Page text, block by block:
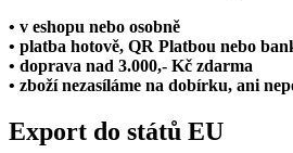
• v eshopu nebo osobně
• platba hotově, QR Platbou nebo
• doprava nad 3.000,- Kč zdarma
• zboží nezasíláme na dobírku, ani
Export do států EU